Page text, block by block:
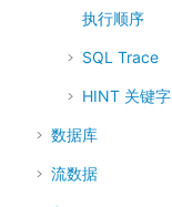
执行顺序
SQL Trace
HINT 关键字
数据库
流数据